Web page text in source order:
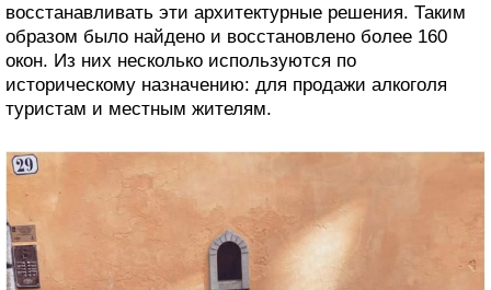
восстанавливать эти архитектурные решения. Таким
образом было найдено и восстановлено более 160
окон. Из них несколько используются по
историческому назначению: для продажи алкоголя
туристам и местным жителям.